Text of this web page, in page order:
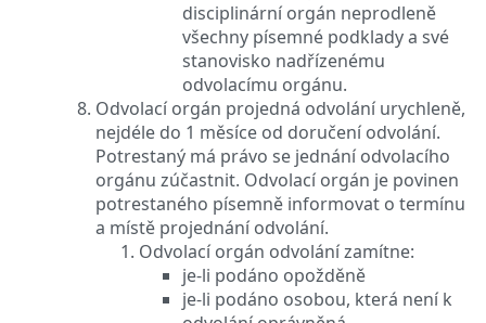
disciplinární orgán neprodleně
všechny písemné podklady a své
stanovisko nadřízenému
odvolacímu orgánu.
Odvolací orgán projedná odvolání urychleně,
nejdéle do 1 měsíce od doručení odvolání.
Potrestaný má právo se jednání odvolacího
orgánu zúčastnit. Odvolací orgán je povinen
potrestaného písemně informovat o termínu
a místě projednání odvolání.
Odvolací orgán odvolání zamítne:
je-li podáno opožděně
je-li podáno osobou, která není k